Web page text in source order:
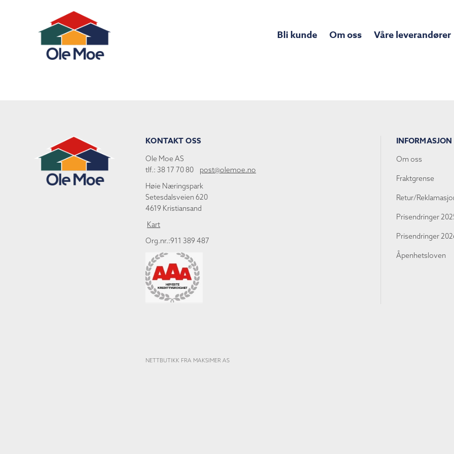
Bli kunde Om oss Våre leverandører
KONTAKT OSS
Ole Moe AS
tlf.: 38 17 70 80 post@olemoe.no
Høie Næringspark
Setesdalsveien 620
4619 Kristiansand
Kart
Org.nr.:911 389 487
INFORMASJON
Om oss
Fraktgrense
Retur/
Prisendringer
Prisendringer
Åpenhetsloven
NETTBUTIKK FRA MAKSIMER AS